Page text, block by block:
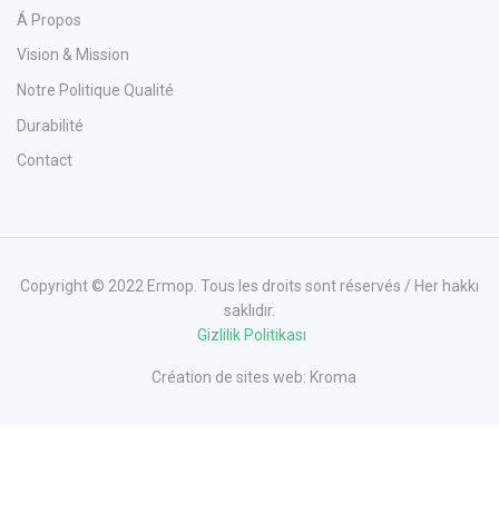
Á Propos
Vision & Mission
Notre Politique Qualité
Durabilité
Contact
Copyright © 2022 Ermop. Tous les droits sont réservés / Her hakkı
saklıdır.
Gizlilik Politikası
Création de sites web: Kroma